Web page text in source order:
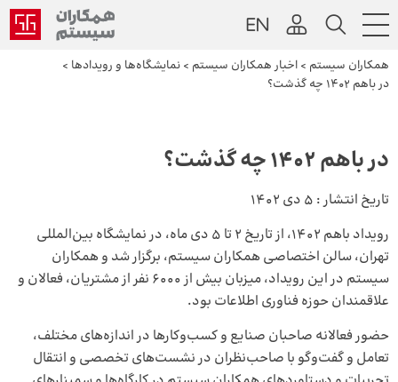
همکاران سیستم > اخبار همکاران سیستم > نمایشگاه‌ها و رویدادها >
در باهم 1402 چه گذشت؟
در باهم 1402 چه گذشت؟
تاریخ انتشار : 5 دی 1402
رویداد باهم 1402، از تاریخ 2 تا 5 دی ماه، در نمایشگاه بین‌المللی
تهران، سالن اختصاصی همکاران سیستم، برگزار شد و همکاران
سیستم در این رویداد، میزبان بیش از 6000 نفر از مشتریان، فعالان و
علاقمندان حوزه فناوری اطلاعات بود.
حضور فعالانه صاحبان صنایع و کسب‌وکارها در اندازه‌های مختلف،
تعامل و گفت‌وگو با صاحب‌نظران در نشست‌های تخصصی و انتقال